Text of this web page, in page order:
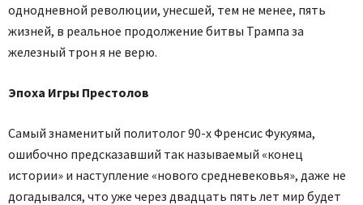
однодневной революции, унесшей, тем не менее, пять
жизней, в реальное продолжение битвы Трампа за
железный трон я не верю.
Эпоха Игры Престолов
Самый знаменитый политолог 90-х Френсис Фукуяма,
ошибочно предсказавший так называемый «конец
истории» и наступление «нового средневековья», даже не
догадывался, что уже через двадцать пять лет мир будет